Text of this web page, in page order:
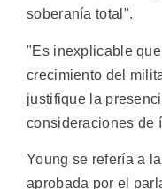
soberanía total".
"Es inexplicable
crecimiento del
justifique la
consideraciones de
Young se refería a
aprobada por el